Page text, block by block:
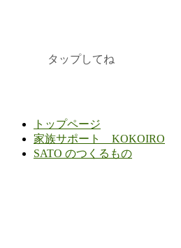
タップしてね
トップページ
家族サポート KOKOIRO
SATO のつくるもの